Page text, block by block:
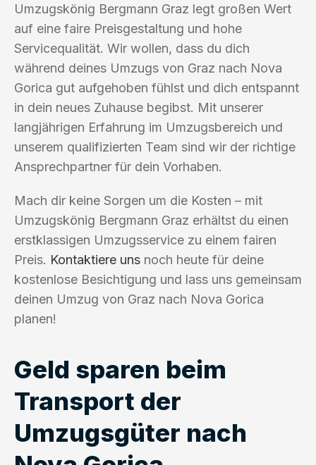
Umzugskönig Bergmann Graz legt großen Wert
auf eine faire Preisgestaltung und hohe
Servicequalität. Wir wollen, dass du dich
während deines Umzugs von Graz nach Nova
Gorica gut aufgehoben fühlst und dich entspannt
in dein neues Zuhause begibst. Mit unserer
langjährigen Erfahrung im Umzugsbereich und
unserem qualifizierten Team sind wir der richtige
Ansprechpartner für dein Vorhaben.
Mach dir keine Sorgen um die Kosten – mit
Umzugskönig Bergmann Graz erhältst du einen
erstklassigen Umzugsservice zu einem fairen
Preis. Kontaktiere uns noch heute für deine
kostenlose Besichtigung und lass uns gemeinsam
deinen Umzug von Graz nach Nova Gorica
planen!
Geld sparen beim
Transport der
Umzugsgüter nach